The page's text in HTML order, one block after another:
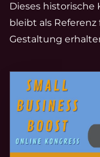
Dieses historische
bleibt als
Gestaltung